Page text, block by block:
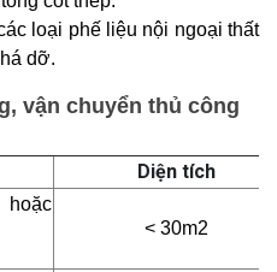
loại phế liệu nội ngoại thất
dỡ.
vận chuyển thủ công
Diện tích
< 30m2